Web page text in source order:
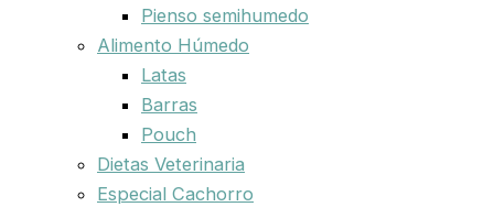
Pienso semihumedo
Alimento Húmedo
Latas
Barras
Pouch
Dietas Veterinaria
Especial Cachorro